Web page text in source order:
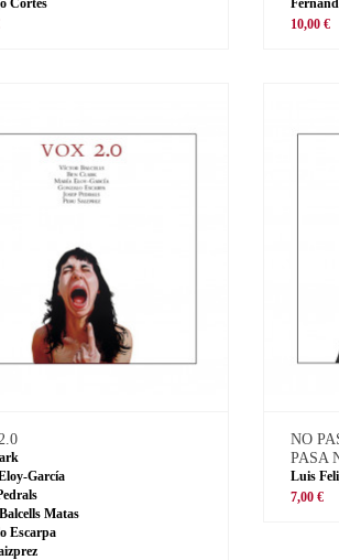
Cortés
10,00 €
García
Matas
Escarpa
NO
PASA
Luis
7,00 €